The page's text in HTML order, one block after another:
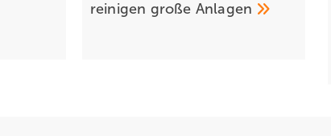
reinigen große Anlagen